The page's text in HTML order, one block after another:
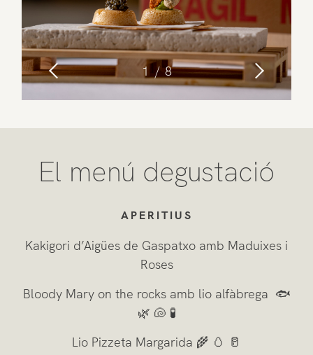
1 8
El menú degustació
APERITIUS
Kakigori d’Aigües de Gaspatxo amb Maduixes i
Roses
Bloody Mary on the rocks amb lio alfàbrega 🐟
🌿 🐚 🧪
Lio Pizzeta Margarida 🌾 🥚 🥛